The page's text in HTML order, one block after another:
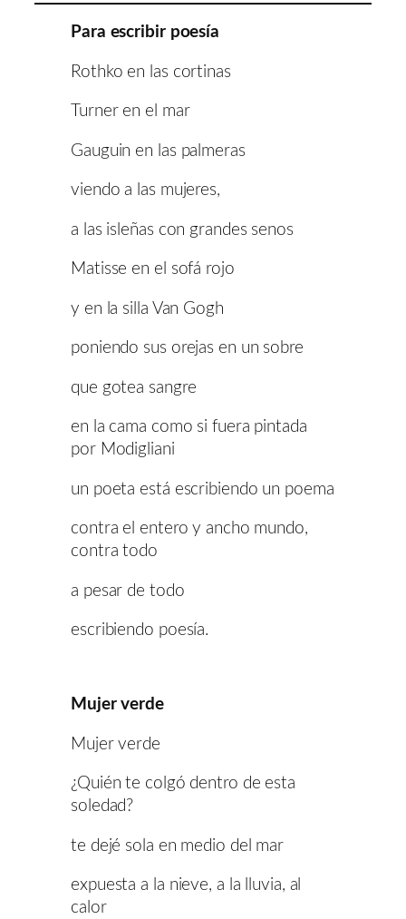
Para escribir poesía
Rothko en las cortinas
Turner en el mar
Gauguin en las palmeras
viendo a las mujeres,
a las isleñas con grandes senos
Matisse en el sofá rojo
y en la silla Van Gogh
poniendo sus orejas en un sobre
que gotea sangre
en la cama como si fuera pintada
por Modigliani
un poeta está escribiendo un poema
contra el entero y ancho mundo,
contra todo
a pesar de todo
escribiendo poesía.
Mujer verde
Mujer verde
¿Quién te colgó dentro de esta
soledad?
te dejé sola en medio del mar
expuesta a la nieve, a la lluvia, al
calor